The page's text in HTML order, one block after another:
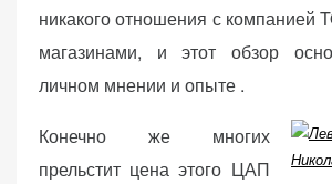
никакого отношения с компанией
магазинами, и этот обзор
личном мнении и опыте .
Конечно же многих
прельстит цена этого ЦАП
использования
этих файлов
cookie, некоторые
исчезнут.